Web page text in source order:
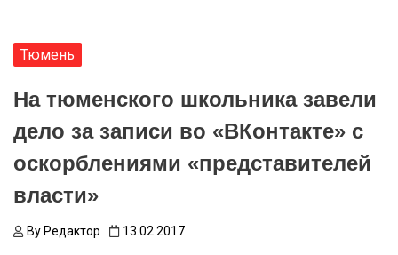
Тюмень
На тюменского школьника завели
дело за записи во «ВКонтакте» с
оскорблениями «представителей
власти»
By Редактор 13.02.2017